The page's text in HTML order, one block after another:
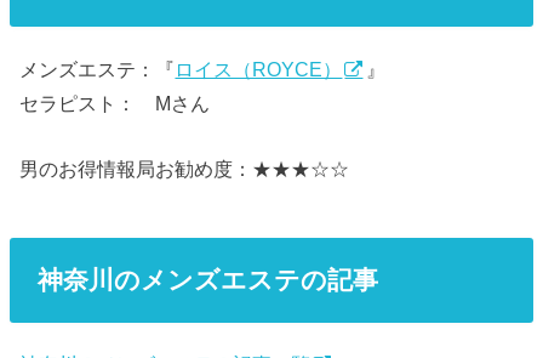
メンズエステ：『 ロイス（ROYCE）
』
セラピスト： Mさん
男のお得情報局お勧め度：★★★☆☆
神奈川のメンズエステの記事